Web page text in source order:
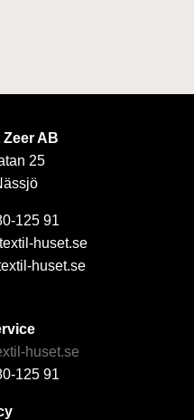
AB
25
125 91
huset.se
huset.se
huset.se
125 91